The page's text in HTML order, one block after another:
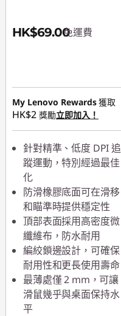
HK$69.00免運費
My Lenovo Rewards獲取
HK$2 獎勵立即加入！
針對精準、低度 DPI 追
蹤運動，特別經過最佳
化
防滑橡膠底面可在滑移
和瞄準時提供穩定性
頂部表面採用高密度微
纖維布，防水耐用
編絞鎖邊設計，可確保
耐用性和更長使用壽命
最薄處僅 2 mm，可讓
滑鼠幾乎與桌面保持水
平